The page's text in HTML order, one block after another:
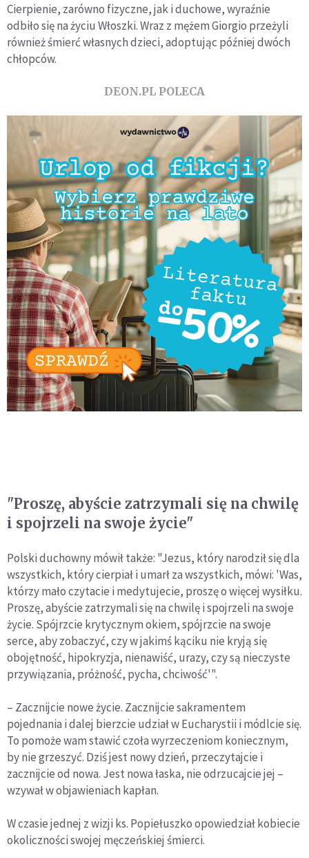
Cierpienie, zarówno fizyczne, jak i duchowe, wyraźnie
odbiło się na życiu Włoszki. Wraz z mężem Giorgio przeżyli
również śmierć własnych dzieci, adoptując później dwóch
chłopców.
DEON.PL POLECA
"Proszę, abyście zatrzymali się na chwilę
i spojrzeli na swoje życie"
Polski duchowny mówił także: "Jezus, który narodził się dla
wszystkich, który cierpiał i umarł za wszystkich, mówi: 'Was,
którzy mało czytacie i medytujecie, proszę o więcej wysiłku.
Proszę, abyście zatrzymali się na chwilę i spojrzeli na swoje
życie. Spójrzcie krytycznym okiem, spójrzcie na swoje
serce, aby zobaczyć, czy w jakimś kąciku nie kryją się
obojętność, hipokryzja, nienawiść, urazy, czy są nieczyste
przywiązania, próżność, pycha, chciwość'".
– Zacznijcie nowe życie. Zacznijcie sakramentem
pojednania i dalej bierzcie udział w Eucharystii i módlcie się.
To pomoże wam stawić czoła wyrzeczeniom koniecznym,
by nie grzeszyć. Dziś jest nowy dzień, przeczytajcie i
zacznijcie od nowa. Jest nowa łaska, nie odrzucajcie jej –
wzywał w objawieniach kapłan.
W czasie jednej z wizji ks. Popiełuszko opowiedział kobiecie
okoliczności swojej męczeńskiej śmierci.